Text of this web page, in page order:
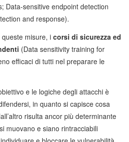
Data-sensitive endpoint detection
and response).
misure, i corsi di sicurezza ed
(Data sensitivity training for
efficaci di tutti nel preparare le
e le logiche degli attacchi è
in quanto si capisce cosa
risulta ancor più determinante
muovano e siano rintracciabili